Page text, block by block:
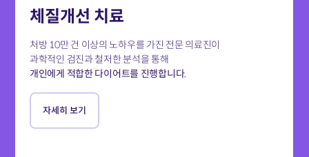
체질개선 치료
처방 10만 건 이상의 노하우를 가진 전문 의료진이
과학적인 검진과 철저한 분석을 통해
개인에게 적합한 다이어트를 진행합니다.
자세히 보기